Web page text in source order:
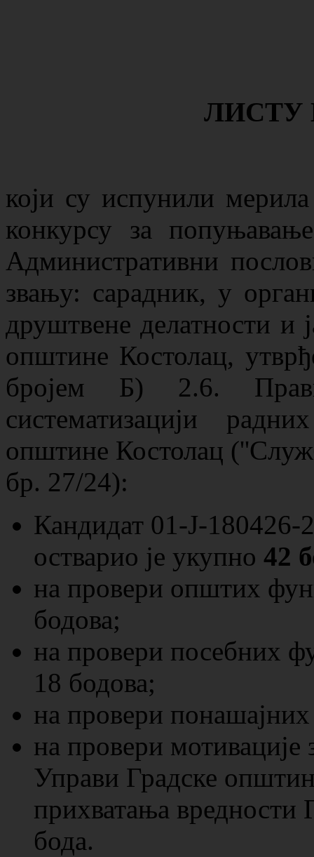
ЛИСТУ
који су испунили
конкурсу за
Административни
звању: сарадник, у
друштвене делатности и
општине Костолац,
бројем Б) 2.6.
систематизацији
општине Костолац
бр. 27/24):
Кандидат 01-Ј-
остварио је укупно 42
на провери општих
бодова;
на провери посебних
18 бодова;
на провери
на провери
Управи Градске
прихватања вредности
бода.